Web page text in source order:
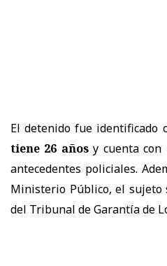
El detenido fue identificado
tiene 26 añosy cuenta con
antecedentes policiales.
Ministerio Público, el sujeto
del Tribunal de Garantía de